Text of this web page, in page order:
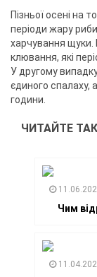
Пізньої осені на
періоди жару
харчування щуки.
клювання, які
У другому
єдиного спалаху,
години.
ЧИТАЙТЕ
Чим